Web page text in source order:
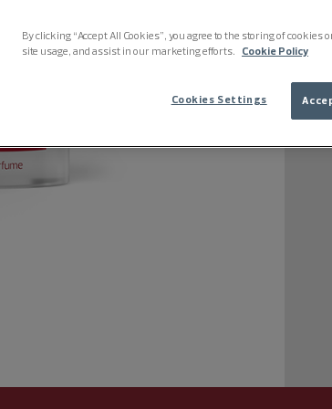
By clicking “Accept All Cookies”, you agree to the storing of
site usage, and assist in our marketing efforts.
Cookie Policy
Cookies Settings